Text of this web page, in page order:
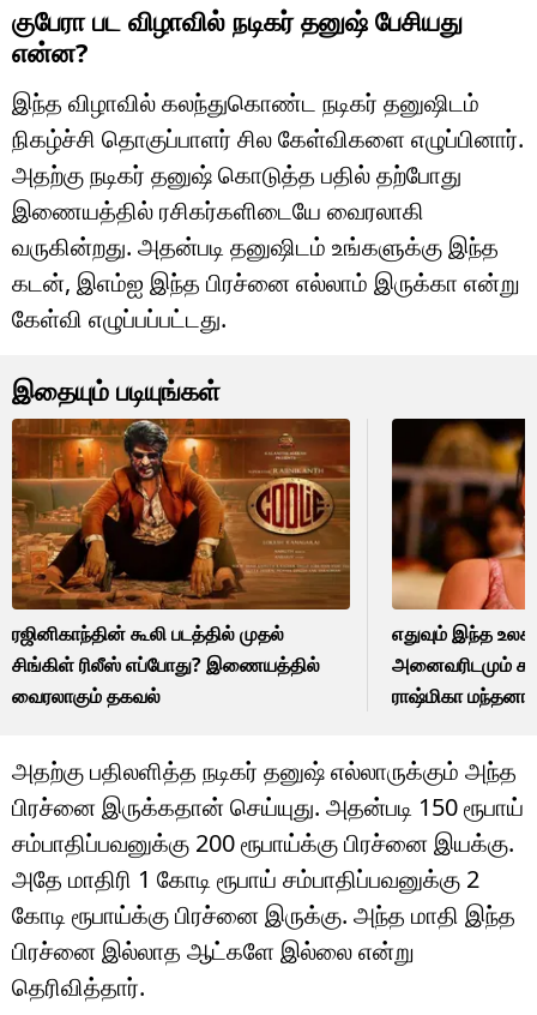
குபேரா பட விழாவில் நடிகர் தனுஷ் பேசியது
என்ன?
இந்த விழாவில் கலந்துகொண்ட நடிகர் தனுஷிடம்
நிகழ்ச்சி தொகுப்பாளர் சில கேள்விகளை எழுப்பினார்.
அதற்கு நடிகர் தனுஷ் கொடுத்த பதில் தற்போது
இணையத்தில் ரசிகர்களிடையே வைரலாகி
வருகின்றது. அதன்படி தனுஷிடம் உங்களுக்கு இந்த
கடன், இஎம்ஐ இந்த பிரச்னை எல்லாம் இருக்கா என்று
கேள்வி எழுப்பப்பட்டது.
இதையும் படியுங்கள்
ரஜினிகாந்தின் கூலி படத்தில் முதல்
சிங்கிள் ரிலீஸ் எப்போது? இணையத்தில்
வைரலாகும் தகவல்
எதுவும் இந்த
அனைவரிடமும்
ராஷ்மிகா மந்தனா
அதற்கு பதிலளித்த நடிகர் தனுஷ் எல்லாருக்கும் அந்த
பிரச்னை இருக்கதான் செய்யுது. அதன்படி 150 ரூபாய்
சம்பாதிப்பவனுக்கு 200 ரூபாய்க்கு பிரச்னை இயக்கு.
அதே மாதிரி 1 கோடி ரூபாய் சம்பாதிப்பவனுக்கு 2
கோடி ரூபாய்க்கு பிரச்னை இருக்கு. அந்த மாதி இந்த
பிரச்னை இல்லாத ஆட்களே இல்லை என்று
தெரிவித்தார்.